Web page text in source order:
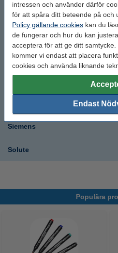
intressen och använder därför
för att spåra ditt beteende på och
Policy gällande cookies kan du
de fungerar och hur du kan
acceptera för att ge ditt
kommer vi endast att placera
cookies och använda liknande
Endast
Melitta
Moccamaster
Siemens
Solute
Populära